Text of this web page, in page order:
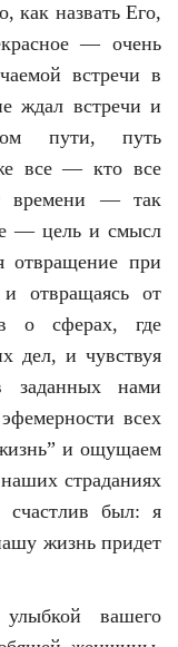
как назвать Его,
— очень
встречи в
ждал встречи и
пути, путь
все — кто все
времени — так
— цель и смысл
при
отвращаясь от
о сферах, где
дел, и чувствуя
заданных нами
всех
и ощущаем
страданиях
был: я
жизнь придет
вашего